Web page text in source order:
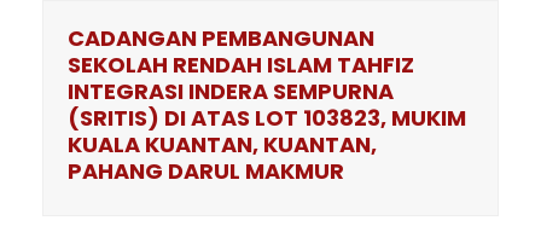
CADANGAN PEMBANGUNAN
SEKOLAH RENDAH ISLAM TAHFIZ
INTEGRASI INDERA SEMPURNA
(SRITIS) DI ATAS LOT 103823, MUKIM
KUALA KUANTAN, KUANTAN,
PAHANG DARUL MAKMUR